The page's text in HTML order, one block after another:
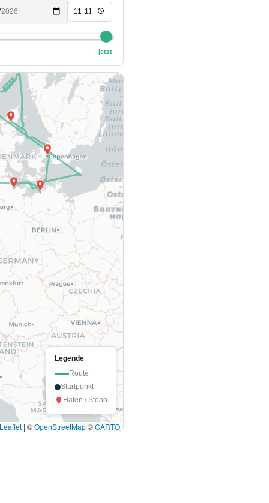
jetzt
Leaflet | ©OpenStreetMap©CARTO
Legende
Route
Startpunkt
Hafen / Stopp